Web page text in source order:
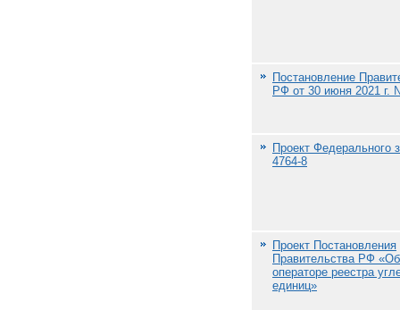
Постановление
РФ от 30 июня 2021 г.
Проект Федерального
4764-8
Проект Постановления
Правительства РФ «Об
операторе реестра
единиц»